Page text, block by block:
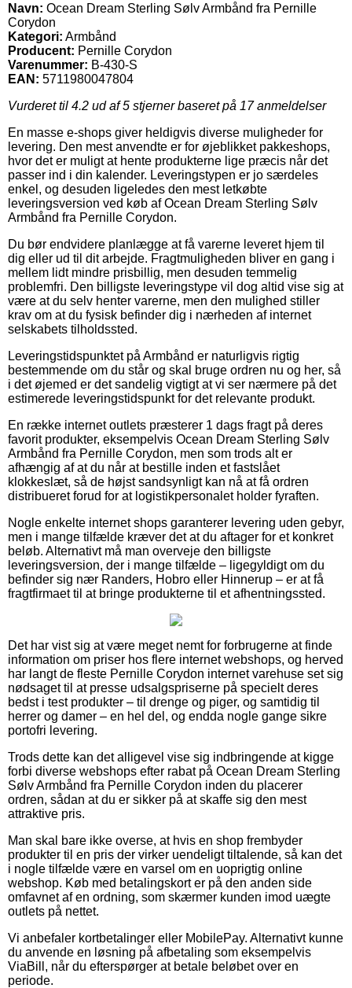
Navn: Ocean Dream Sterling Sølv Armbånd fra Pernille
Corydon
Kategori: Armbånd
Producent: Pernille Corydon
Varenummer: B-430-S
EAN: 5711980047804
Vurderet til 4.2 ud af 5 stjerner baseret på 17anmeldelser
En masse e-shops giver heldigvis diverse muligheder for
levering. Den mest anvendte er for øjeblikket pakkeshops,
hvor det er muligt at hente produkterne lige præcis når det
passer ind i din kalender. Leveringstypen er jo særdeles
enkel, og desuden ligeledes den mest letkøbte
leveringsversion ved køb af Ocean Dream Sterling Sølv
Armbånd fra Pernille Corydon.
Du bør endvidere planlægge at få varerne leveret hjem til
dig eller ud til dit arbejde. Fragtmuligheden bliver en gang i
mellem lidt mindre prisbillig, men desuden temmelig
problemfri. Den billigste leveringstype vil dog altid vise sig at
være at du selv henter varerne, men den mulighed stiller
krav om at du fysisk befinder dig i nærheden af internet
selskabets tilholdssted.
Leveringstidspunktet på Armbånd er naturligvis rigtig
bestemmende om du står og skal bruge ordren nu og her, så
i det øjemed er det sandelig vigtigt at vi ser nærmere på det
estimerede leveringstidspunkt for det relevante produkt.
En række internet outlets præsterer 1 dags fragt på deres
favorit produkter, eksempelvis Ocean Dream Sterling Sølv
Armbånd fra Pernille Corydon, men som trods alt er
afhængig af at du når at bestille inden et fastslået
klokkeslæt, så de højst sandsynligt kan nå at få ordren
distribueret forud for at logistikpersonalet holder fyraften.
Nogle enkelte internet shops garanterer levering uden gebyr,
men i mange tilfælde kræver det at du aftager for et konkret
beløb. Alternativt må man overveje den billigste
leveringsversion, der i mange tilfælde – ligegyldigt om du
befinder sig nær Randers, Hobro eller Hinnerup – er at få
fragtfirmaet til at bringe produkterne til et afhentningssted.
Det har vist sig at være meget nemt for forbrugerne at finde
information om priser hos flere internet webshops, og herved
har langt de fleste Pernille Corydon internet varehuse set sig
nødsaget til at presse udsalgspriserne på specielt deres
bedst i test produkter – til drenge og piger, og samtidig til
herrer og damer – en hel del, og endda nogle gange sikre
portofri levering.
Trods dette kan det alligevel vise sig indbringende at kigge
forbi diverse webshops efter rabat på Ocean Dream Sterling
Sølv Armbånd fra Pernille Corydon inden du placerer
ordren, sådan at du er sikker på at skaffe sig den mest
attraktive pris.
Man skal bare ikke overse, at hvis en shop frembyder
produkter til en pris der virker uendeligt tiltalende, så kan det
i nogle tilfælde være en varsel om en uoprigtig online
webshop. Køb med betalingskort er på den anden side
omfavnet af en ordning, som skærmer kunden imod uægte
outlets på nettet.
Vi anbefaler kortbetalinger eller MobilePay. Alternativt kunne
du anvende en løsning på afbetaling som eksempelvis
ViaBill, når du efterspørger at betale beløbet over en
periode.